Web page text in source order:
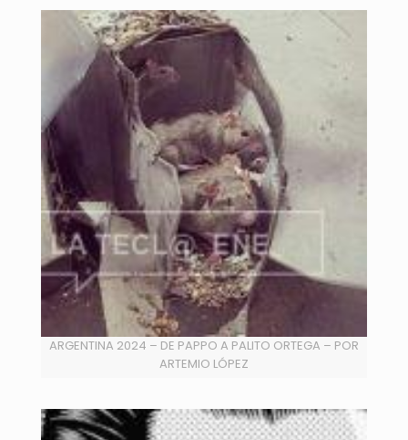
ARGENTINA 2024 – DE PAPPO A PALITO ORTEGA – POR
ARTEMIO LÓPEZ